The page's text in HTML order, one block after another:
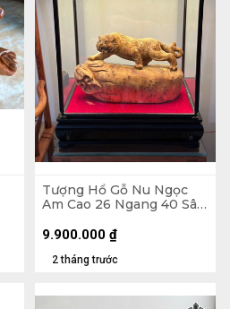
Tượng Hổ Gỗ Nu Ngọc
Am Cao 26 Ngang 40 Sâu
x 26 (cm)
2 tháng trước
9.900.000 ₫